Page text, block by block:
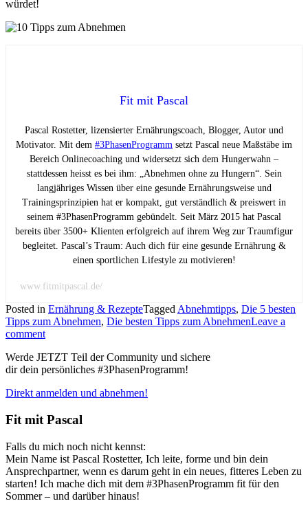
würdet!
Fit mit Pascal
Pascal Rostetter, lizensierter Ernährungscoach, Blogger, Autor und
Motivator. Mit dem #3PhasenProgramm setzt Pascal neue Maßstäbe im
Bereich Onlinecoaching und widersetzt sich dem Hungerwahn –
stattdessen heisst es bei ihm: „Abnehmen ohne zu Hungern“. Sein
langjähriges Wissen über eine gesunde Ernährungsweise und
Trainingsprinzipien hat er kompakt, gut verständlich & preiswert in
seinem #3PhasenProgramm gebündelt. Seit März 2015 hat Pascal
bereits über 3500+ Klienten erfolgreich auf ihrem Weg zur Traumfigur
begleitet. Pascal’s Traum: Auch dich für eine gesunde Ernährung &
einen sportlichen Lifestyle zu motivieren!
www.fitmitpascal.de/
Posted in Ernährung & RezepteTagged Abnehmtipps, Die 5 besten
Tipps zum Abnehmen, Die besten Tipps zum AbnehmenLeave a
comment
Werde JETZT Teil der Community und sichere
dir dein persönliches #3PhasenProgramm!
Direkt anmelden und abnehmen!
Fit mit Pascal
Falls du mich noch nicht kennst:
Mein Name ist Pascal Rostetter, Ich leite, forme und bin dein
Ansprechpartner, wenn es darum geht in ein neues, fitteres Leben zu
starten! Ich mache dich mit dem #3PhasenProgramm fit für den
Sommer – und darüber hinaus!